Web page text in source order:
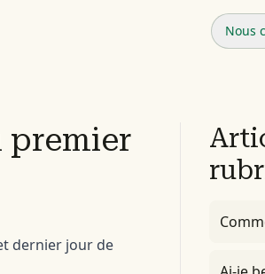
Nous
premier
dernier jour de